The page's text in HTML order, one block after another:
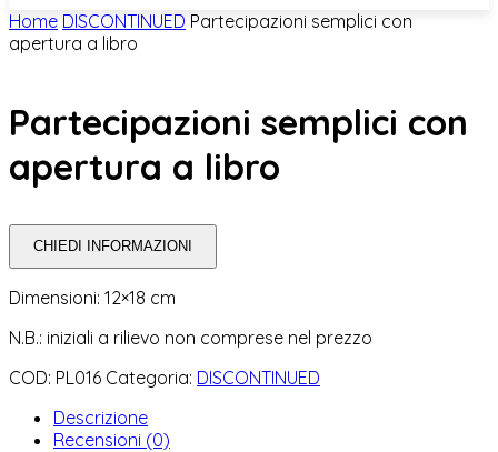
Home DISCONTINUED Partecipazioni semplici con
apertura a libro
Partecipazioni semplici con
apertura a libro
CHIEDI INFORMAZIONI
Dimensioni: 12×18 cm
N.B.: iniziali a rilievo non comprese nel prezzo
COD: PL016 Categoria: DISCONTINUED
Descrizione
Recensioni (0)